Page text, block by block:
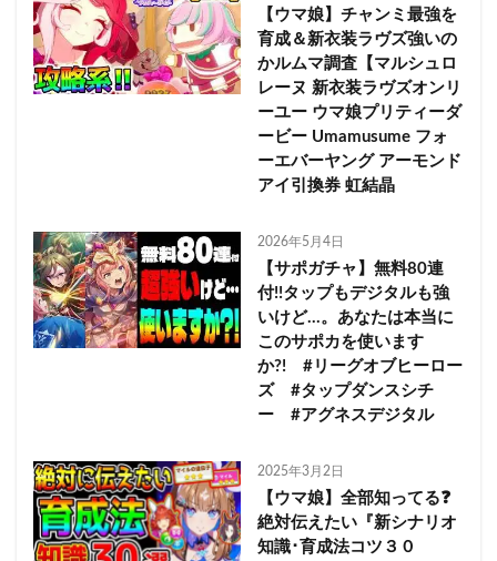
【ウマ娘】チャンミ最強を
育成＆新衣装ラヴズ強いの
かルムマ調査【マルシュロ
レーヌ 新衣装ラヴズオンリ
ーユー ウマ娘プリティーダ
ービー Umamusume フォ
ーエバーヤング アーモンド
アイ引換券 虹結晶
2026年5月4日
【サポガチャ】無料80連
付!!タップもデジタルも強
いけど…。あなたは本当に
このサポカを使います
か?! #リーグオブヒーロー
ズ #タップダンスシチ
ー #アグネスデジタル
2025年3月2日
【ウマ娘】全部知ってる❓
絶対伝えたい『新シナリオ
知識･育成法コツ３０